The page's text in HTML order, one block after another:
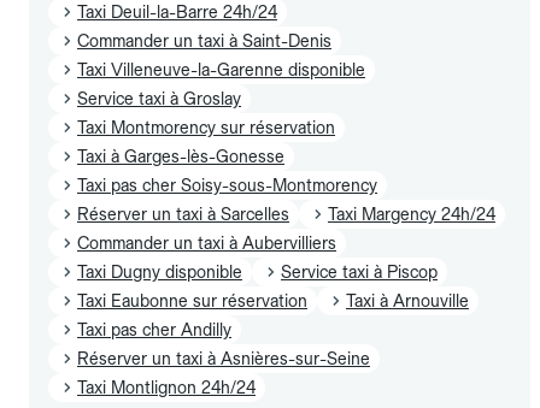
Taxi Deuil-la-Barre 24h/24
Commander un taxi à Saint-Denis
Taxi Villeneuve-la-Garenne disponible
Service taxi à Groslay
Taxi Montmorency sur réservation
Taxi à Garges-lès-Gonesse
Taxi pas cher Soisy-sous-Montmorency
Réserver un taxi à Sarcelles
Taxi Margency 24h/24
Commander un taxi à Aubervilliers
Taxi Dugny disponible
Service taxi à Piscop
Taxi Eaubonne sur réservation
Taxi à Arnouville
Taxi pas cher Andilly
Réserver un taxi à Asnières-sur-Seine
Taxi Montlignon 24h/24